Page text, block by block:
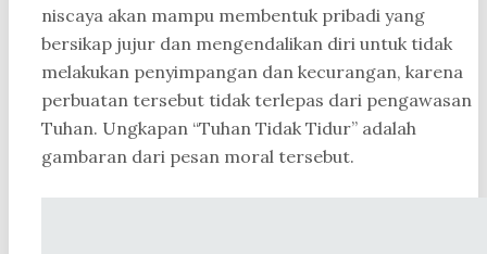
niscaya akan mampu membentuk pribadi yang
bersikap jujur dan mengendalikan diri untuk tidak
melakukan penyimpangan dan kecurangan, karena
perbuatan tersebut tidak terlepas dari pengawasan
Tuhan. Ungkapan “Tuhan Tidak Tidur” adalah
gambaran dari pesan moral tersebut.